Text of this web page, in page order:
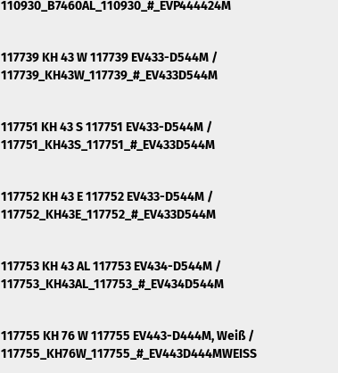
110930_B7460AL_110930_#_EVP444424M
117739 KH 43 W 117739 EV433-D544M /
117739_KH43W_117739_#_EV433D544M
117751 KH 43 S 117751 EV433-D544M /
117751_KH43S_117751_#_EV433D544M
117752 KH 43 E 117752 EV433-D544M /
117752_KH43E_117752_#_EV433D544M
117753 KH 43 AL 117753 EV434-D544M /
117753_KH43AL_117753_#_EV434D544M
117755 KH 76 W 117755 EV443-D444M, Weiß /
117755_KH76W_117755_#_EV443D444MWEISS